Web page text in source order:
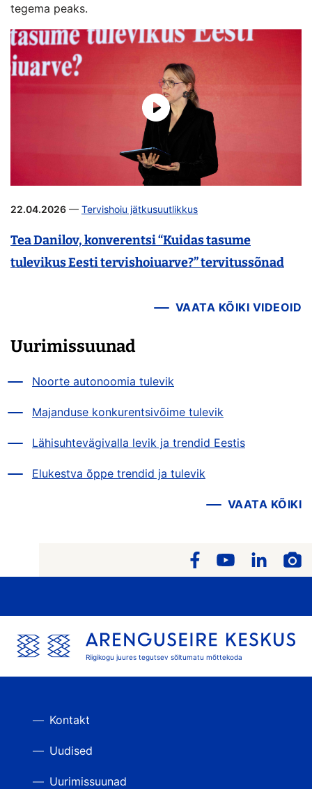
tegema peaks.
22.04.2026 — Tervishoiu jätkusuutlikkus
Tea Danilov, konverentsi “Kuidas tasume
tulevikus Eesti tervishoiuarve?” tervitussõnad
VAATA KÕIKI VIDEOID
Uurimissuunad
Noorte autonoomia tulevik
Majanduse konkurentsivõime tulevik
Lähisuhtevägivalla levik ja trendid Eestis
Elukestva õppe trendid ja tulevik
VAATA KÕIKI
Riigikogu juures tegutsev sõltumatu mõttekoda
Kontakt
Uudised
Uurimissuunad